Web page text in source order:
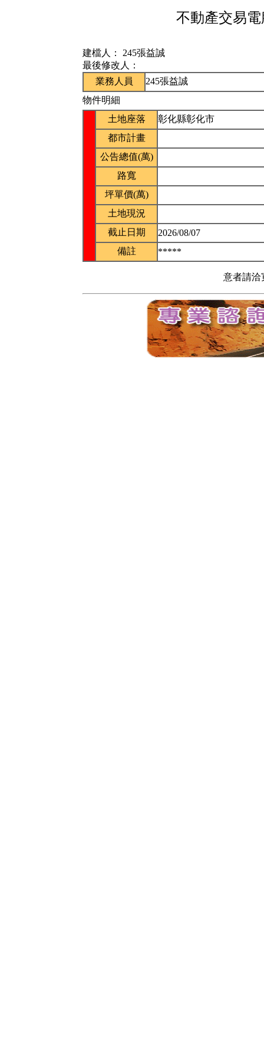
不動產交易
建檔人： 245張益誠
最後修改人：
業務人員
245張益誠
物件明細
土地座落
彰化縣彰化市
都市計畫
公告總值(萬)
路寬
坪單價(萬)
土地現況
截止日期
2026/08/07
備註
*****
意者請洽